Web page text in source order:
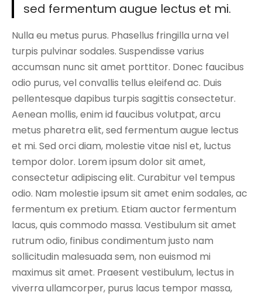
sed fermentum augue lectus et mi.
Nulla eu metus purus. Phasellus fringilla urna vel
turpis pulvinar sodales. Suspendisse varius
accumsan nunc sit amet porttitor. Donec faucibus
odio purus, vel convallis tellus eleifend ac. Duis
pellentesque dapibus turpis sagittis consectetur.
Aenean mollis, enim id faucibus volutpat, arcu
metus pharetra elit, sed fermentum augue lectus
et mi. Sed orci diam, molestie vitae nisl et, luctus
tempor dolor. Lorem ipsum dolor sit amet,
consectetur adipiscing elit. Curabitur vel tempus
odio. Nam molestie ipsum sit amet enim sodales, ac
fermentum ex pretium. Etiam auctor fermentum
lacus, quis commodo massa. Vestibulum sit amet
rutrum odio, finibus condimentum justo nam
sollicitudin malesuada sem, non euismod mi
maximus sit amet. Praesent vestibulum, lectus in
viverra ullamcorper, purus lacus tempor massa,